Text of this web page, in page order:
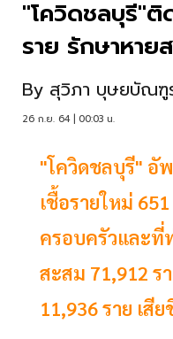
"โควิดชลบุรี"ติ
ราย รักษาหาย
By สุวิภา บุษยบัณฑู
26 ก.ย. 64 | 00:03 น.
"โควิดชลบุรี" อั
เชื้อรายใหม่
ครอบครัวและที่
สะสม 71,912 ร
11,936 ราย เสี